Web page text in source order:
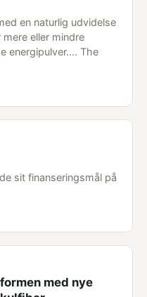
en naturlig udvidelse
eller mindre
energipulver.... The
sit finanseringsmål på
med nye